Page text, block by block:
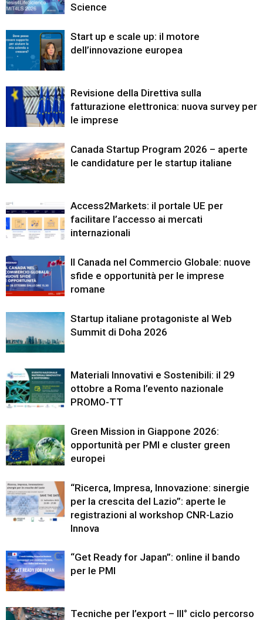
Science
Start up e scale up: il motore
dell’innovazione europea
Revisione della Direttiva sulla
fatturazione elettronica: nuova survey per
le imprese
Canada Startup Program 2026 – aperte
le candidature per le startup italiane
Access2Markets: il portale UE per
facilitare l’accesso ai mercati
internazionali
Il Canada nel Commercio Globale: nuove
sfide e opportunità per le imprese
romane
Startup italiane protagoniste al Web
Summit di Doha 2026
Materiali Innovativi e Sostenibili: il 29
ottobre a Roma l’evento nazionale
PROMO-TT
Green Mission in Giappone 2026:
opportunità per PMI e cluster green
europei
“Ricerca, Impresa, Innovazione: sinergie
per la crescita del Lazio”: aperte le
registrazioni al workshop CNR-Lazio
Innova
“Get Ready for Japan”: online il bando
per le PMI
Tecniche per l’export – III° ciclo percorso